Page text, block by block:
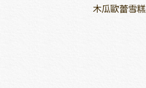
木瓜歐蕾雪糕